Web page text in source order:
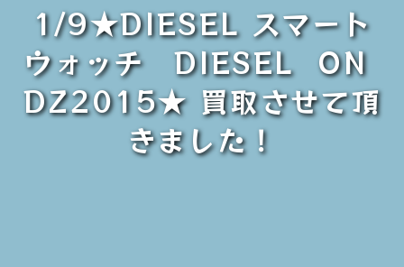
1/9★DIESEL スマート
ウォッチ DIESEL ON
DZ2015★ 買取させて頂
きました！